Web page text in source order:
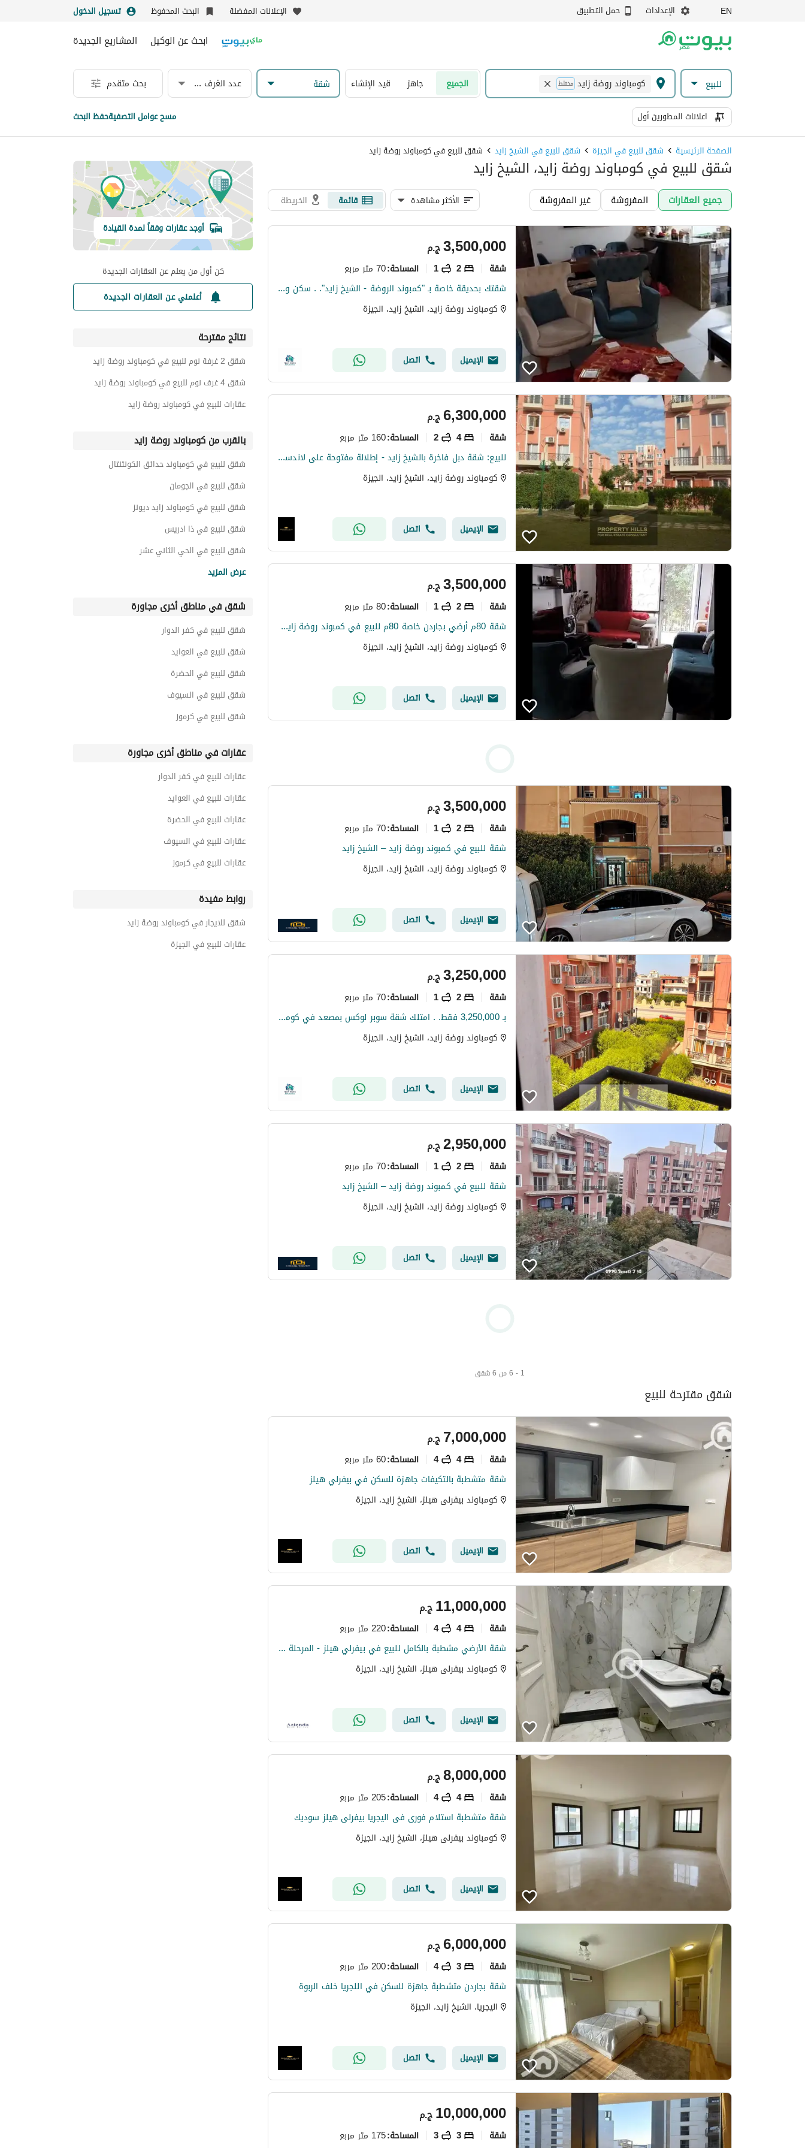
EN الإعدادات حمل التطبيق الإعلانات المفضلة البحث المحفوظ تسجيل الدخول
ابحث عن الوكيل المشاريع الجديدة
للبيع كومباوند روضة زايد مختلط الجميع جاهز قيد الإنشاء شقة عدد الغرف & الحمامات بحث متقدم
اعلانات المطورين أول مسح عوامل التصفيةحفظ البحث
الصفحة الرئيسية شقق للبيع في الجيزة شقق للبيع في الشيخ زايد شقق للبيع في كومباوند روضة زايد
شقق للبيع في كومباوند روضة زايد، الشيخ زايد
جميع العقارات المفروشة غير المفروشة الأكثر مشاهدة قائمة الخريطة
ج.م3,500,000
شقة 2
1 المساحة:70 متر مربع
شقتك بحديقة خاصة بـ "كمبوند الروضة - الشيخ زايد". . سكن ورفاهية بقلب زايد!Your apartment with a private garden in "Al Rawda Compound - Sheikh Zayed". . .
كومباوند روضة زايد، الشيخ زايد، الجيزة
الإيميل اتصل
ج.م6,300,000
شقة 4
2 المساحة:160 متر مربع
للبيع: شقة دبل فاخرة بالشيخ زايد - إطلالة مفتوحة على لاندسكيب
كومباوند روضة زايد، الشيخ زايد، الجيزة
الإيميل اتصل
ج.م3,500,000
شقة 2
1 المساحة:80 متر مربع
شقة 80م أرضي بجاردن خاصة 80م للبيع في كمبوند روضة زايد، متشطبة بالكامل وتضم غرفتين ومطبخ أمريكي، بمدخلين وأمن 24 ساعة وموقع مميز بجوار ZED
كومباوند روضة زايد، الشيخ زايد، الجيزة
الإيميل اتصل
ج.م3,500,000
شقة 2
1 المساحة:70 متر مربع
شقة للبيع في كمبوند روضة زايد – الشيخ زايد
كومباوند روضة زايد، الشيخ زايد، الجيزة
الإيميل اتصل
ج.م3,250,000
شقة 2
1 المساحة:70 متر مربع
بـ 3,250,000 فقط. . امتلك شقة سوبر لوكس بمصعد في كومباوند "روضة زايد"! For only 3,250,000, own a super deluxe apartment with an elevator in Rawdat Zaye
كومباوند روضة زايد، الشيخ زايد، الجيزة
الإيميل اتصل
ج.م2,950,000
شقة 2
1 المساحة:70 متر مربع
شقة للبيع في كمبوند روضة زايد – الشيخ زايد
كومباوند روضة زايد، الشيخ زايد، الجيزة
الإيميل اتصل
1 - 6 من 6 شقق
شقق مقترحة للبيع
ج.م7,000,000
شقة 4
4 المساحة:60 متر مربع
شقة متشطبة بالتكيفات جاهزة للسكن في بيفرلي هيلز
كومباوند بيفرلى هيلز، الشيخ زايد، الجيزة
الإيميل اتصل
ج.م11,000,000
شقة 4
4 المساحة:220 متر مربع
شقة الأرضي مشطبة بالكامل للبيع في بيفرلي هيلز - المرحلة الثانية | سوديك (SODIC) - الشيخ زايد
كومباوند بيفرلى هيلز، الشيخ زايد، الجيزة
الإيميل اتصل
ج.م8,000,000
شقة 4
4 المساحة:205 متر مربع
شقة متشطبة استلام فورى فى اليجريا بيفرلى هيلز سوديك
كومباوند بيفرلى هيلز، الشيخ زايد، الجيزة
الإيميل اتصل
ج.م6,000,000
شقة 3
4 المساحة:200 متر مربع
شقة بجاردن متشطبة جاهزة للسكن في اللجريا خلف الربوة
اليجريا، الشيخ زايد، الجيزة
الإيميل اتصل
ج.م10,000,000
شقة 3
3 المساحة:175 متر مربع
أوجد عقارات وفقاً لمدة القيادة
كن أول من يعلم عن العقارات الجديدة
أعلمني عن العقارات الجديدة
نتائج مقترحة
شقق 2 غرفة نوم للبيع في كومباوند روضة زايد
شقق 4 غرف نوم للبيع في كومباوند روضة زايد
عقارات للبيع في كومباوند روضة زايد
بالقرب من كومباوند روضة زايد
شقق للبيع في كومباوند حدائق الكونتنتال
شقق للبيع في الجومان
شقق للبيع في كومباوند زايد ديونز
شقق للبيع في ذا ادريس
شقق للبيع في الحي الثاني عشر
شقق للبيع في كوى
شقق للبيع في ذا فور مول جنة زايد
شقق للبيع في رويال جاردنز
عرض المزيد
شقق في مناطق أخرى مجاورة
شقق للبيع في كفر الدوار
شقق للبيع في العوايد
شقق للبيع في الحضرة
شقق للبيع في السيوف
شقق للبيع في كرموز
عقارات في مناطق أخرى مجاورة
عقارات للبيع في كفر الدوار
عقارات للبيع في العوايد
عقارات للبيع في الحضرة
عقارات للبيع في السيوف
عقارات للبيع في كرموز
روابط مفيدة
شقق للايجار في كومباوند روضة زايد
عقارات للبيع في الجيزة